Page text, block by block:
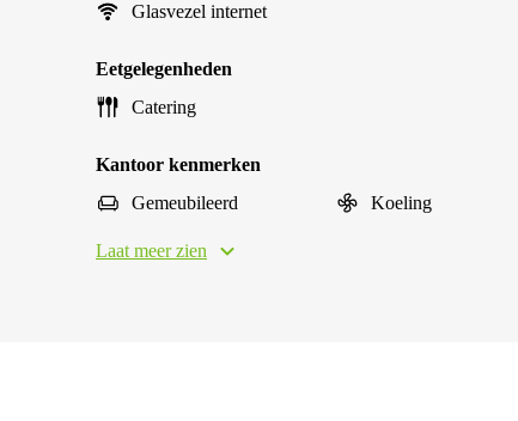
Glasvezel internet
Eetgelegenheden
Catering
Kantoor kenmerken
Gemeubileerd
Koeling
Laat meer zien